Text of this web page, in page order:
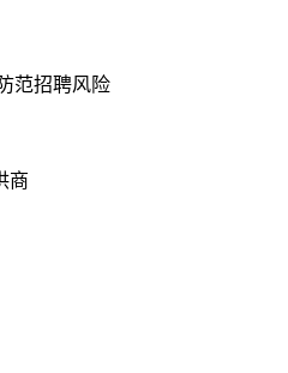
范招聘风险
商